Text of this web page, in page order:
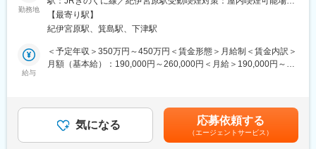
13:00～22:00、9:00～18:00、5:00～14:00、6:00～15:00
※選考を通して配属課を決定いたします
■こだわり
https://www.fujimotofoods.co.jp/kodawari/index.html
変更の範囲：会社の定める業務
品、医薬部外品（殺虫剤・入浴剤）など家庭用商品の生産に必要
な原料・資材の管理業務をお任せいたします。
■業務詳細：
生産管理部の購買担当として、原材料や資材の発注、納期調整、
■当社について：
当社は創業から100年以上の老舗企業です。
勤務地
あり変更の範囲：会社の定める事業所
【最寄り駅】
紀伊宮原駅、箕島駅、下津駅
給与
＜予定年収＞350万円～450万円＜賃金形態＞月給制＜賃金内訳＞
月額（基本給）：190,000円～260,000円＜月給＞190,000円～
す。月給(月額)は固定手当を含めた表記です。
気になる 応募依頼する
（エージェントサービス）